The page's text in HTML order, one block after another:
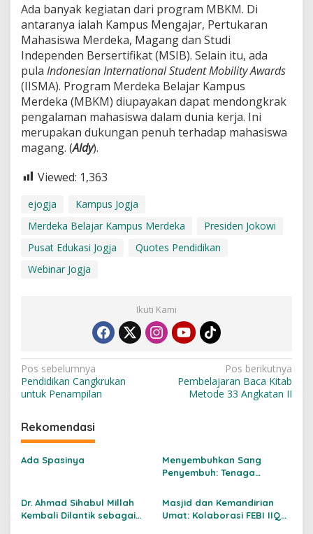
Ada banyak kegiatan dari program MBKM. Di
antaranya ialah Kampus Mengajar, Pertukaran
Mahasiswa Merdeka, Magang dan Studi
Independen Bersertifikat (MSIB). Selain itu, ada
pula Indonesian International Student Mobility Awards
(IISMA). Program Merdeka Belajar Kampus
Merdeka (MBKM) diupayakan dapat mendongkrak
pengalaman mahasiswa dalam dunia kerja. Ini
merupakan dukungan penuh terhadap mahasiswa
magang. (Aldy).
Viewed: 1,363
ejogja
Kampus Jogja
Merdeka Belajar Kampus Merdeka
Presiden Jokowi
Pusat Edukasi Jogja
Quotes Pendidikan
Webinar Jogja
Ikuti Kami
N
a
i
g
a
i
Pos sebelumnya
Pendidikan Cangkrukan
untuk Penampilan
Pos berikutnya
Pembelajaran Baca Kitab
Metode 33 Angkatan II
Rekomendasi
Ada Spasinya
Menyembuhkan Sang
Penyembuh: Tenaga
Empati
Dr. Ahmad Sihabul Millah
Kembali Dilantik sebagai
Masjid dan Kemandirian
Umat: Kolaborasi FEBI IIQ